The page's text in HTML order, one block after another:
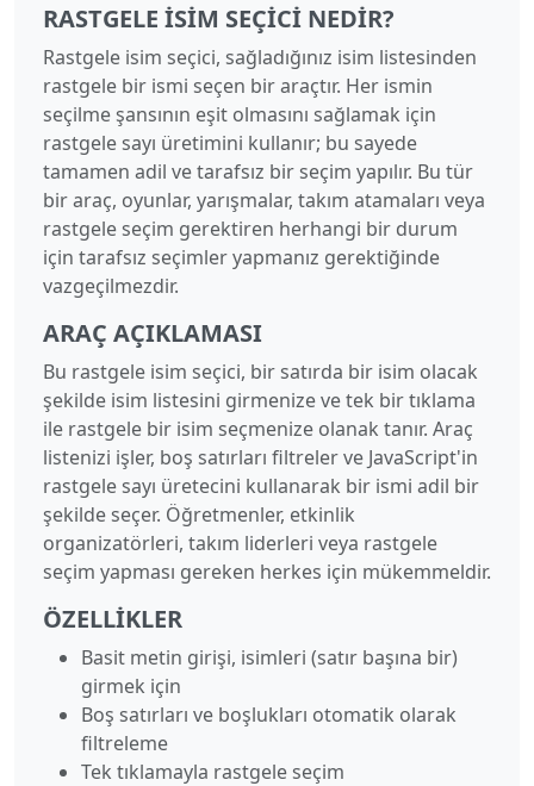
RASTGELE İSIM SEÇICI NEDIR?
Rastgele isim seçici, sağladığınız isim listesinden
rastgele bir ismi seçen bir araçtır. Her ismin
seçilme şansının eşit olmasını sağlamak için
rastgele sayı üretimini kullanır; bu sayede
tamamen adil ve tarafsız bir seçim yapılır. Bu tür
bir araç, oyunlar, yarışmalar, takım atamaları veya
rastgele seçim gerektiren herhangi bir durum
için tarafsız seçimler yapmanız gerektiğinde
vazgeçilmezdir.
ARAÇ AÇIKLAMASI
Bu rastgele isim seçici, bir satırda bir isim olacak
şekilde isim listesini girmenize ve tek bir tıklama
ile rastgele bir isim seçmenize olanak tanır. Araç
listenizi işler, boş satırları filtreler ve JavaScript'in
rastgele sayı üretecini kullanarak bir ismi adil bir
şekilde seçer. Öğretmenler, etkinlik
organizatörleri, takım liderleri veya rastgele
seçim yapması gereken herkes için mükemmeldir.
ÖZELLIKLER
Basit metin girişi, isimleri (satır başına bir)
girmek için
Boş satırları ve boşlukları otomatik olarak
filtreleme
Tek tıklamayla rastgele seçim